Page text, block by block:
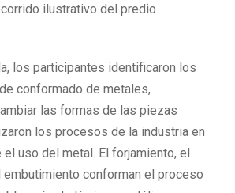
ilustrativo del predio
los participantes identificaron los
conformado de metales,
las formas de las piezas
los procesos de la industria en
uso del metal. El forjamiento, el
conforman el proceso